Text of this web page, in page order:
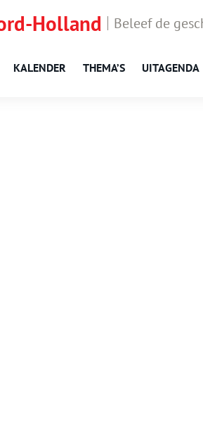
Holland Beleef de
KALENDER THEMA’S UITAGENDA